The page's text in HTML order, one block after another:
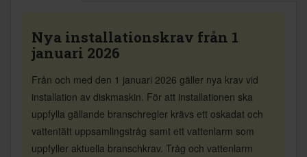
Nya installationskrav från 1
januari 2026
Från och med den 1 januari 2026 gäller nya krav vid
installation av diskmaskin. För att installationen ska
uppfylla gällande branschregler krävs ett oskadat och
vattentätt uppsamlingstråg samt ett vattenlarm som
uppfyller aktuella branschkrav. Tråg och vattenlarm